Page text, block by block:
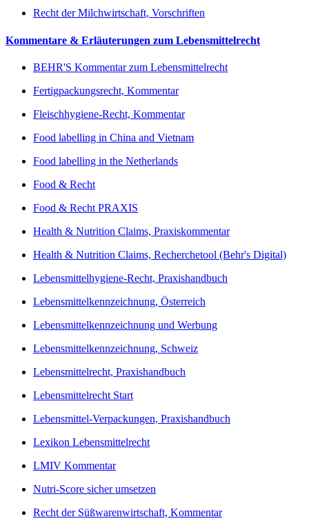
Recht der Milchwirtschaft, Vorschriften
Kommentare & Erläuterungen zum Lebensmittelrecht
BEHR'S Kommentar zum Lebensmittelrecht
Fertigpackungsrecht, Kommentar
Fleischhygiene-Recht, Kommentar
Food labelling in China and Vietnam
Food labelling in the Netherlands
Food & Recht
Food & Recht PRAXIS
Health & Nutrition Claims, Praxiskommentar
Health & Nutrition Claims, Recherchetool (Behr's Digital)
Lebensmittelhygiene-Recht, Praxishandbuch
Lebensmittelkennzeichnung, Österreich
Lebensmittelkennzeichnung und Werbung
Lebensmittelkennzeichnung, Schweiz
Lebensmittelrecht, Praxishandbuch
Lebensmittelrecht Start
Lebensmittel-Verpackungen, Praxishandbuch
Lexikon Lebensmittelrecht
LMIV Kommentar
Nutri-Score sicher umsetzen
Recht der Süßwarenwirtschaft, Kommentar